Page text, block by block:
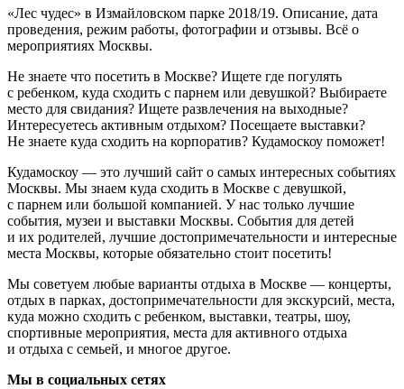
«Лес чудес» в Измайловском парке 2018/19. Описание, дата
проведения, режим работы, фотографии и отзывы. Всё о
мероприятиях Москвы.
Не знаете что посетить в Москве? Ищете где погулять
с ребенком, куда сходить с парнем или девушкой? Выбираете
место для свидания? Ищете развлечения на выходные?
Интересуетесь активным отдыхом? Посещаете выставки?
Не знаете куда сходить на корпоратив? Кудамоскоу поможет!
Кудамоскоу — это лучший сайт о самых интересных событиях
Москвы. Мы знаем куда сходить в Москве с девушкой,
с парнем или большой компанией. У нас только лучшие
события, музеи и выставки Москвы. События для детей
и их родителей, лучшие достопримечательности и интересные
места Москвы, которые обязательно стоит посетить!
Мы советуем любые варианты отдыха в Москве — концерты,
отдых в парках, достопримечательности для экскурсий, места,
куда можно сходить с ребенком, выставки, театры, шоу,
спортивные мероприятия, места для активного отдыха
и отдыха с семьей, и многое другое.
Мы в социальных сетях